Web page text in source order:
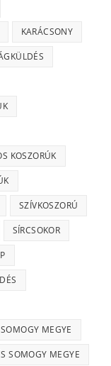
KARÁCSONY
KOSZORÚK
SZÍVKOSZORÚ
SÍRCSOKOR
MEGYE
SOMOGY MEGYE